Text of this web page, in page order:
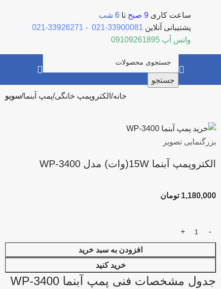
ساعت کاری 9 صبح تا 6 شب
پشتیبانی آنلاین 33900081-021
-
33926271-021
واتس آپ 09109261895
جستجو
خانه الکتروپمپ خانگی پمپ آبنما سوبو
بزرگنمایی تصویر
الکتروپمپ آبنما 15W(وات) مدل WP-3400
1,180,000 تومان
افزودن به سبد خرید
خرید کنید
جدول مشخصات فنی پمپ آبنما WP-3400